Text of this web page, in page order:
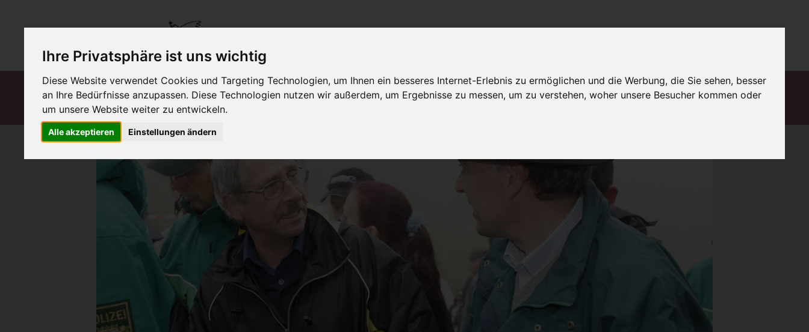
Ihre Privatsphäre ist uns wichtig
Diese Website verwendet Cookies und Targeting Technologien, um Ihnen ein besseres Internet-Erlebnis zu ermöglichen und die Werbung, die Sie sehen, besser
an Ihre Bedürfnisse anzupassen. Diese Technologien nutzen wir außerdem, um Ergebnisse zu messen, um zu verstehen, woher unsere Besucher kommen oder
um unsere Website weiter zu entwickeln.
Alle akzeptieren Einstellungen ändern
Schutz und
Förderung
Frieden
Gerechtigkeit
Menschlichkeit
Politik Wirtschaft
Gesellschaft
Arbeit/Bildung dagegen sein Finanzierung Globalisierung